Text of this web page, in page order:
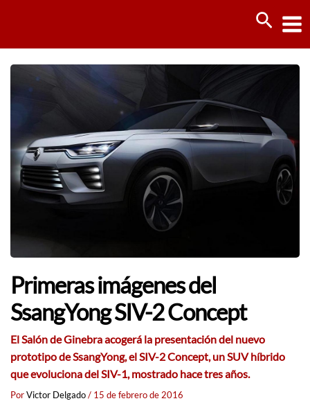
Primeras imágenes del
SsangYong SIV-2 Concept
El Salón de Ginebra acogerá la presentación del nuevo
prototipo de SsangYong, el SIV-2 Concept, un SUV híbrido
que evoluciona del SIV-1, mostrado hace tres años.
PorVictor Delgado/ 15 de febrero de 2016